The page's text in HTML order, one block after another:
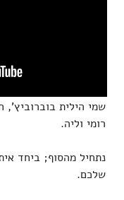
שמי הילית בוברוביץ',
רומי וליה.
נתחיל מהסוף; ביחד
שלכם.